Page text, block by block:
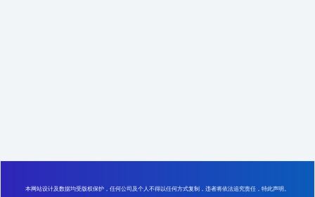
本网站设计及数据均受版权保护，任何公司及个人不得以任何方式复制，违者将依法追究责任，特此声明。